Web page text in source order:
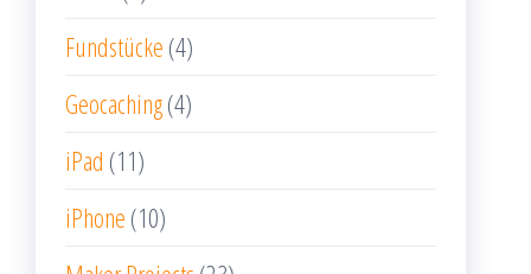
Fundstücke (4)
Geocaching(4)
iPad (11)
iPhone (10)